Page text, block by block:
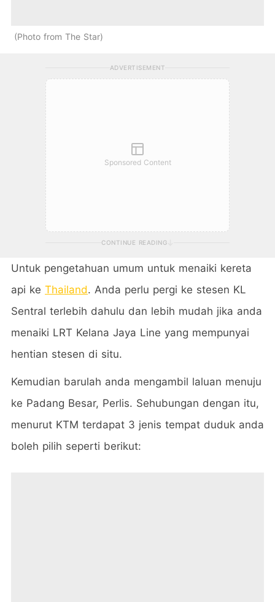
Photo from The Star
ADVERTISEMENT
Sponsored Content
CONTINUE READING
Untuk pengetahuan umum untuk menaiki kereta
api ke Thailand. Anda perlu pergi ke stesen KL
Sentral terlebih dahulu dan lebih mudah jika anda
menaiki LRT Kelana Jaya Line yang mempunyai
hentian stesen di situ.
Kemudian barulah anda mengambil laluan menuju
ke Padang Besar, Perlis. Sehubungan dengan itu,
menurut KTM terdapat 3 jenis tempat duduk anda
boleh pilih seperti berikut: